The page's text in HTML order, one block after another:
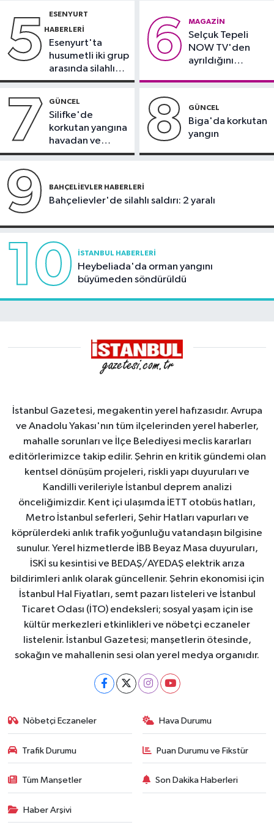
zincirleme kazaya karıştı
5 ESENYURT
HABERLERI
Esenyurt'ta
husumetli iki grup
arasında silahlı
kavga
6 MAGAZIN
Selçuk Tepeli
NOW TV'den
ayrıldığını
7 GÜNCEL
Silifke'de
korkutan yangına
havadan ve
karadan
8 GÜNCEL
Biga'da korkutan
yangın
9 BAHÇELIEVLER HABERLERI
Bahçelievler'de silahlı saldırı: 2 yaralı
10 İSTANBUL HABERLERI
Heybeliada'da orman yangını
büyümeden söndürüldü
İstanbul Gazetesi, megakentin yerel hafızasıdır. Avrupa
ve Anadolu Yakası'nın tüm ilçelerinden yerel haberler,
mahalle sorunları ve İlçe Belediyesi meclis kararları
editörlerimizce takip edilir. Şehrin en kritik gündemi olan
kentsel dönüşüm projeleri, riskli yapı duyuruları ve
Kandilli verileriyle İstanbul deprem analizi
önceliğimizdir. Kent içi ulaşımda İETT otobüs hatları,
Metro İstanbul seferleri, Şehir Hatları vapurları ve
köprülerdeki anlık trafik yoğunluğu vatandaşın bilgisine
sunulur. Yerel hizmetlerde İBB Beyaz Masa duyuruları,
İSKİ su kesintisi ve BEDAŞ/AYEDAŞ elektrik arıza
bildirimleri anlık olarak güncellenir. Şehrin ekonomisi için
İstanbul Hal Fiyatları, semt pazarı listeleri ve İstanbul
Ticaret Odası (İTO) endeksleri; sosyal yaşam için ise
kültür merkezleri etkinlikleri ve nöbetçi eczaneler
listelenir. İstanbul Gazetesi; manşetlerin ötesinde,
sokağın ve mahallenin sesi olan yerel medya organıdır.
Nöbetçi Eczaneler Hava Durumu
Trafik Durumu Puan Durumu ve Fikstür
Tüm Manşetler Son Dakika Haberleri
Haber Arşivi